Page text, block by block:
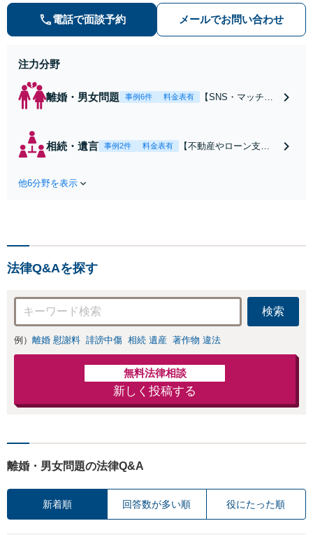
など）お任せください。税理士・司
法書士などと連携しサポートしま
電話で面談予約 メールでお問い合わせ
注力分野
離婚・男女問題 事例6件 料金表有
【SNS・マッチン
道駅から徒歩3分】
相続・遺言 事例2件 料金表有
【不動産やローン支払
全般お任せください。
産鑑定士と連携】
他6分野を表示
法律Q&Aを探す
検索
例） 離婚 慰謝料 誹謗中傷 相続 遺産 著作物 違法
無料法律相談
新しく投稿する
離婚・男女問題の法律Q&A
新着順 回答数が多い順 役にたった順